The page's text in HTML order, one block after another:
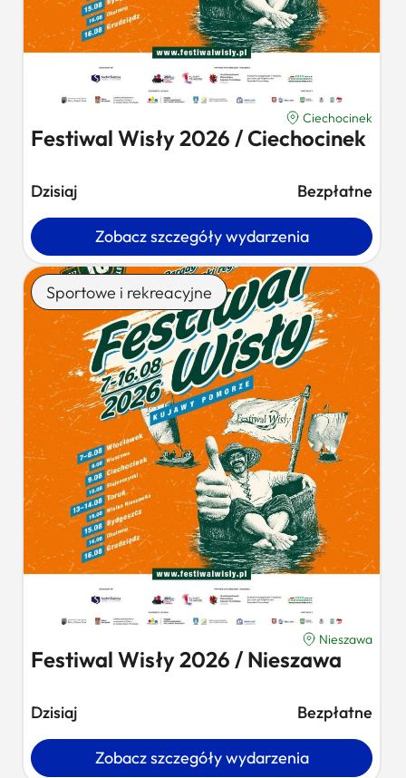
Ciechocinek
Festiwal Wisły 2026 / Ciechocinek
Dzisiaj Bezpłatne
Zobacz szczegóły wydarzenia
Sportowe i rekreacyjne
Nieszawa
Festiwal Wisły 2026 / Nieszawa
Dzisiaj Bezpłatne
Zobacz szczegóły wydarzenia